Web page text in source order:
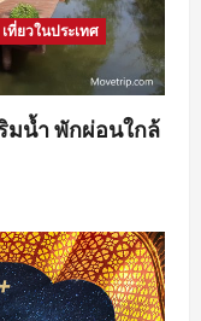
เที่ยวในประเทศ
มน้ำ พักผ่อนใกล้